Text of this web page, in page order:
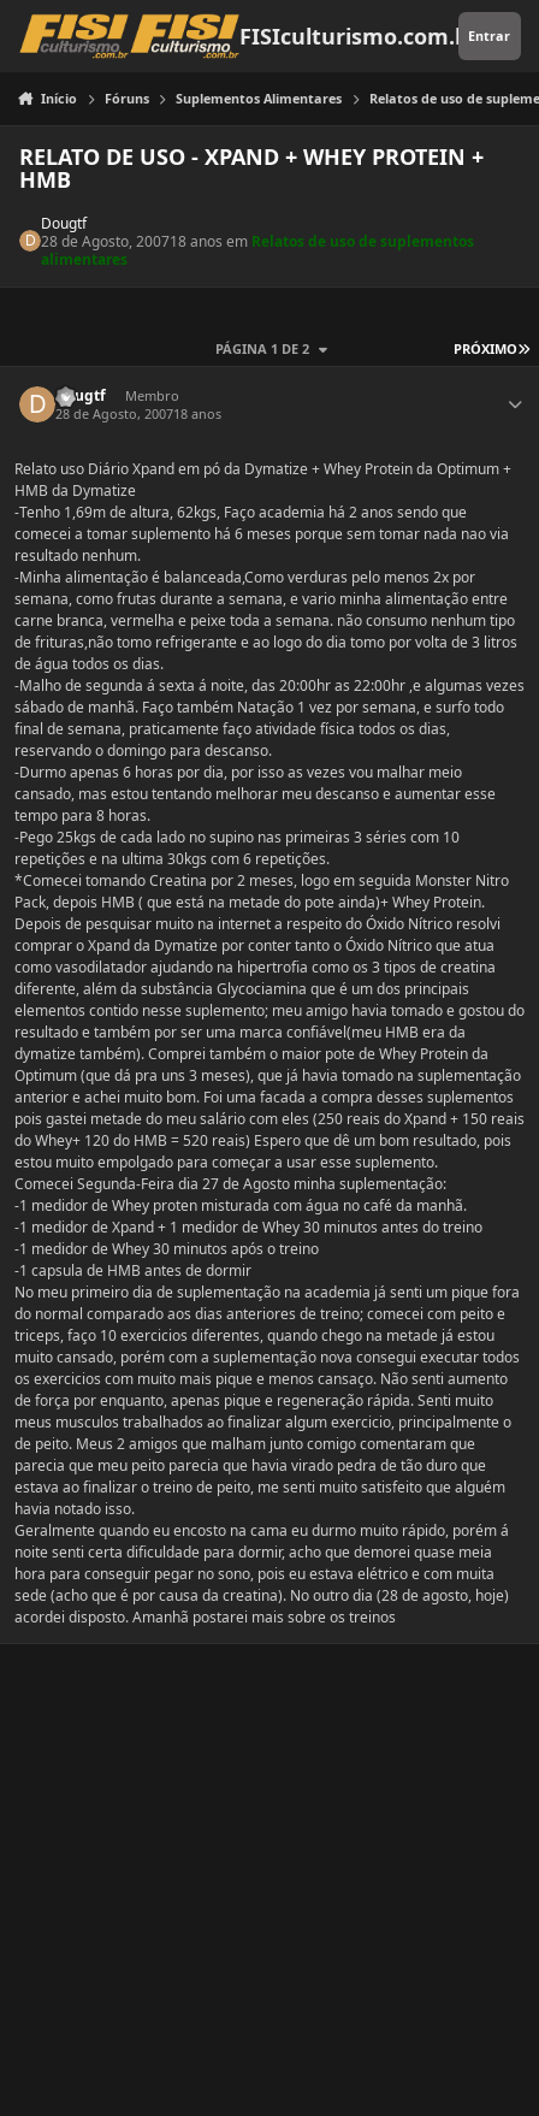
Pular para o conteúdo
FISIculturismo.com.brEntrar
Início Fóruns Suplementos Alimentares Relatos de uso de
RELATO DE USO - XPAND + WHEY PROTEIN +
HMB
Dougtf
28 de Agosto, 200718 anos em Relatos de uso de suplementos
alimentares
PRÓXIMO
PÁGINA 1 DE 2
Dougtf
Membro
28 de Agosto, 200718 anos
Relato uso Diário Xpand em pó da Dymatize + Whey Protein da Optimum +
HMB da Dymatize
-Tenho 1,69m de altura, 62kgs, Faço academia há 2 anos sendo que
comecei a tomar suplemento há 6 meses porque sem tomar nada nao via
resultado nenhum.
-Minha alimentação é balanceada,Como verduras pelo menos 2x por
semana, como frutas durante a semana, e vario minha alimentação entre
carne branca, vermelha e peixe toda a semana. não consumo nenhum tipo
de frituras,não tomo refrigerante e ao logo do dia tomo por volta de 3 litros
de água todos os dias.
-Malho de segunda á sexta á noite, das 20:00hr as 22:00hr ,e algumas vezes
sábado de manhã. Faço também Natação 1 vez por semana, e surfo todo
final de semana, praticamente faço atividade física todos os dias,
reservando o domingo para descanso.
-Durmo apenas 6 horas por dia, por isso as vezes vou malhar meio
cansado, mas estou tentando melhorar meu descanso e aumentar esse
tempo para 8 horas.
-Pego 25kgs de cada lado no supino nas primeiras 3 séries com 10
repetições e na ultima 30kgs com 6 repetições.
*Comecei tomando Creatina por 2 meses, logo em seguida Monster Nitro
Pack, depois HMB ( que está na metade do pote ainda)+ Whey Protein.
Depois de pesquisar muito na internet a respeito do Óxido Nítrico resolvi
comprar o Xpand da Dymatize por conter tanto o Óxido Nítrico que atua
como vasodilatador ajudando na hipertrofia como os 3 tipos de creatina
diferente, além da substância Glycociamina que é um dos principais
elementos contido nesse suplemento; meu amigo havia tomado e gostou do
resultado e também por ser uma marca confiável(meu HMB era da
dymatize também). Comprei também o maior pote de Whey Protein da
Optimum (que dá pra uns 3 meses), que já havia tomado na suplementação
anterior e achei muito bom. Foi uma facada a compra desses suplementos
pois gastei metade do meu salário com eles (250 reais do Xpand + 150 reais
do Whey+ 120 do HMB = 520 reais) Espero que dê um bom resultado, pois
estou muito empolgado para começar a usar esse suplemento.
Comecei Segunda-Feira dia 27 de Agosto minha suplementação:
-1 medidor de Whey proten misturada com água no café da manhã.
-1 medidor de Xpand + 1 medidor de Whey 30 minutos antes do treino
-1 medidor de Whey 30 minutos após o treino
-1 capsula de HMB antes de dormir
No meu primeiro dia de suplementação na academia já senti um pique fora
do normal comparado aos dias anteriores de treino; comecei com peito e
triceps, faço 10 exercicios diferentes, quando chego na metade já estou
muito cansado, porém com a suplementação nova consegui executar todos
os exercicios com muito mais pique e menos cansaço. Não senti aumento
de força por enquanto, apenas pique e regeneração rápida. Senti muito
meus musculos trabalhados ao finalizar algum exercicio, principalmente o
de peito. Meus 2 amigos que malham junto comigo comentaram que
parecia que meu peito parecia que havia virado pedra de tão duro que
estava ao finalizar o treino de peito, me senti muito satisfeito que alguém
havia notado isso.
Geralmente quando eu encosto na cama eu durmo muito rápido, porém á
noite senti certa dificuldade para dormir, acho que demorei quase meia
hora para conseguir pegar no sono, pois eu estava elétrico e com muita
sede (acho que é por causa da creatina). No outro dia (28 de agosto, hoje)
acordei disposto. Amanhã postarei mais sobre os treinos